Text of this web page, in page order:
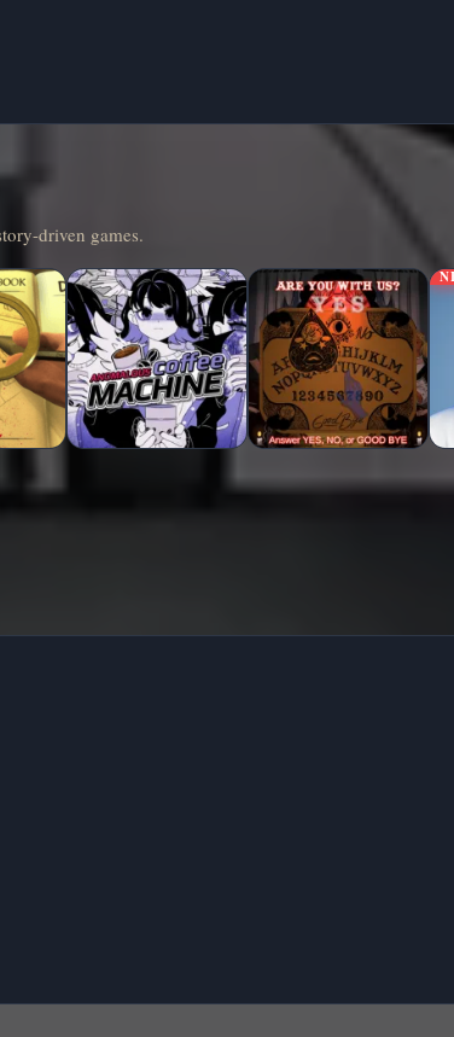
driven games.